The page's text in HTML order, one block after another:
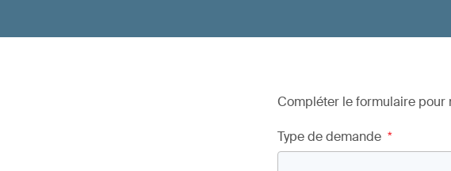
Compléter le formulaire pour
Type de demande *